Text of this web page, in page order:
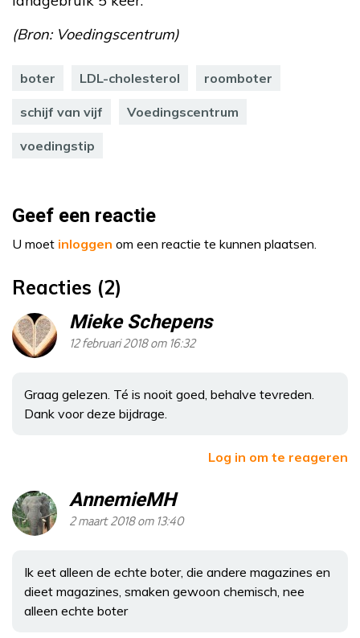
(Bron: Voedingscentrum)
boter LDL-cholesterol roomboter
schijf van vijf Voedingscentrum
voedingstip
Geef een reactie
U moet inloggen om een reactie te kunnen plaatsen.
Reacties (2)
Mieke Schepens
12 februari 2018 om 16:32
Graag gelezen. Té is nooit goed, behalve tevreden.
Dank voor deze bijdrage.
Log in om te reageren
AnnemieMH
2 maart 2018 om 13:40
Ik eet alleen de echte boter, die andere magazines en
dieet magazines, smaken gewoon chemisch, nee
alleen echte boter